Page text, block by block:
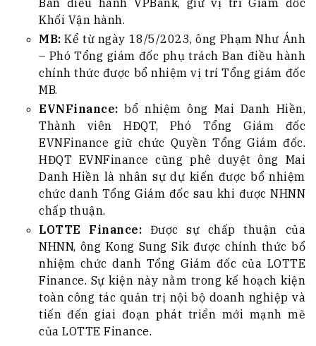
Ban điều hành VPBank, giữ vị trí Giám đốc
Khối Vận hành.
MB: Kể từ ngày 18/5/2023, ông Phạm Như Ánh
– Phó Tổng giám đốc phụ trách Ban điều hành
chính thức được bổ nhiệm vị trí Tổng giám đốc
MB.
EVNFinance:bổ nhiệm ông Mai Danh Hiền,
Thành viên HĐQT, Phó Tổng Giám đốc
EVNFinance giữ chức Quyền Tổng Giám đốc.
HĐQT EVNFinance cũng phê duyệt ông Mai
Danh Hiền là nhân sự dự kiến được bổ nhiệm
chức danh Tổng Giám đốc sau khi được NHNN
chấp thuận.
LOTTE Finance: Được sự chấp thuận của
NHNN, ông Kong Sung Sik được chính thức bổ
nhiệm chức danh Tổng Giám đốc của LOTTE
Finance. Sự kiện này nằm trong kế hoạch kiện
toàn công tác quản trị nội bộ doanh nghiệp và
tiến đến giai đoạn phát triển mới mạnh mẽ
của LOTTE Finance.